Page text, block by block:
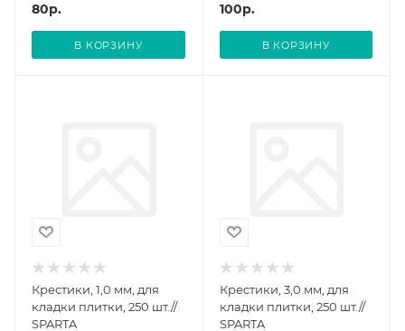
80р.
В КОРЗИНУ
100р.
В КОРЗИНУ
Крестики, 1,0 мм, для
кладки плитки, 250 шт.//
SPARTA
Крестики, 3,0 мм, для
кладки плитки, 250 шт.//
SPARTA